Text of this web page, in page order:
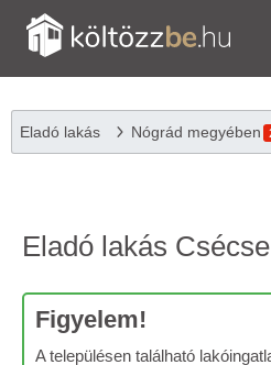
Eladó lakás Nógrád megyében
Eladó lakás Csécse
Figyelem!
A településen található